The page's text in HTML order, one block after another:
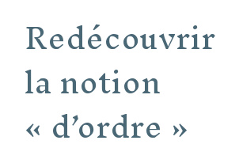
Redécouvrir
la notion
« d’ordre »